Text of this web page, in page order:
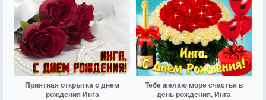
Приятная открытка с днем
рождения Инга
Тебе желаю море счастья в
день рождения, Инга